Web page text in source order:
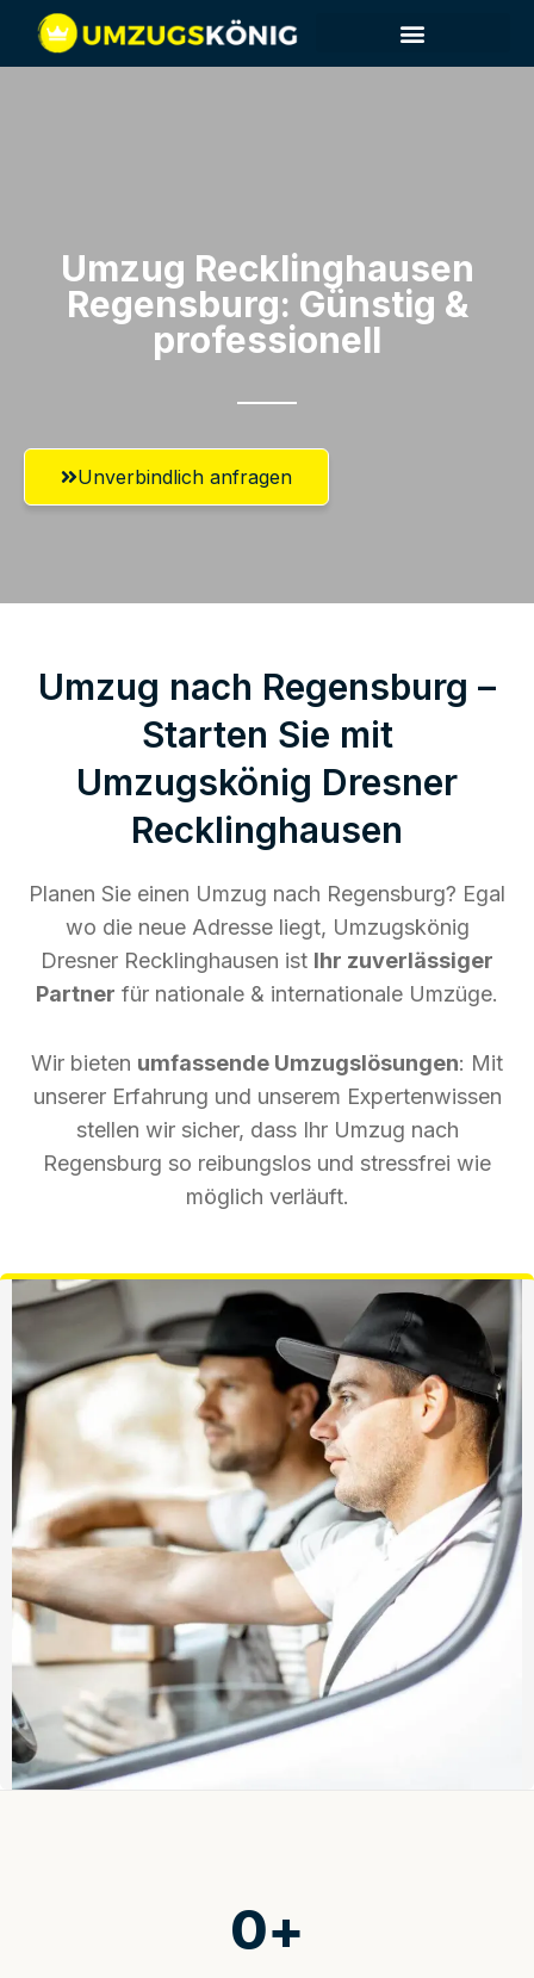
Umzug Recklinghausen​
Regensburg: Günstig &
professionell​
Unverbindlich anfragen
Umzug nach Regensburg –
Starten Sie mit
Umzugskönig Dresner
Recklinghausen
Planen Sie einen Umzug nach Regensburg? Egal
wo die neue Adresse liegt, Umzugskönig
Dresner Recklinghausen ist Ihr zuverlässiger
Partner für nationale & internationale Umzüge.
Wir bieten umfassende Umzugslösungen: Mit
unserer Erfahrung und unserem Expertenwissen
stellen wir sicher, dass Ihr Umzug nach
Regensburg so reibungslos und stressfrei wie
möglich verläuft.
0+